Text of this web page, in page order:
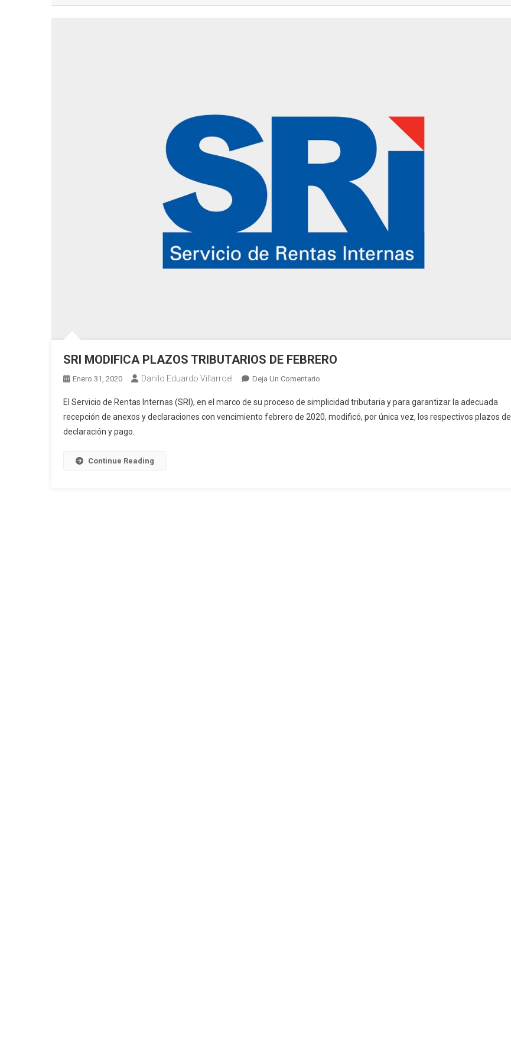
SRI MODIFICA PLAZOS TRIBUTARIOS DE FEBRERO
Enero 31, 2020 Danilo Eduardo Villarroel Deja Un Comentario
MODIFICA
PLAZOS
El Servicio de Rentas Internas (SRI), en el marco de su proceso de simplicidad tributaria y para garantizar la adecuada
recepción de anexos y declaraciones con vencimiento febrero de 2020, modificó, por única vez, los respectivos plazos de
declaración y pago.
Continue Reading